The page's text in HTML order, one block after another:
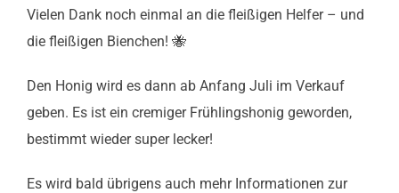
Vielen Dank noch einmal an die fleißigen Helfer – und
die fleißigen Bienchen! 🐝
Den Honig wird es dann ab Anfang Juli im Verkauf
geben. Es ist ein cremiger Frühlingshonig geworden,
bestimmt wieder super lecker!
Es wird bald übrigens auch mehr Informationen zur